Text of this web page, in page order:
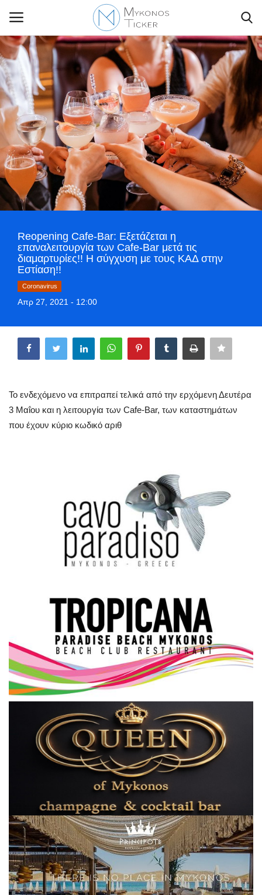
Contact Us
Politique
Business
Travel
World
Style Adorés
Greece
Entertainment
Mykonos
Mykonos Ticker TV
Sport
Σεβασμιώτατος Δωρόθεος Β’
Cost Of Living Crisis
Opinion + Analysis
L’Art des Sens
Local Elections 2023
Elections 2023
Γλώσσα
Ελληνικά English
Reopening Cafe-Bar: Εξετάζεται η
επαναλειτουργία των Cafe-Bar μετά τις
διαμαρτυρίες!! Η σύγχυση με τους ΚΑΔ στην
Εστίαση!!
Coronavirus
Απρ 27, 2021 - 12:00
Το ενδεχόμενο να επιτραπεί τελικά από την ερχόμενη Δευτέρα
3 Μαΐου και η λειτουργία των Cafe-Bar, των καταστημάτων
που έχουν κύριο κωδικό αριθ